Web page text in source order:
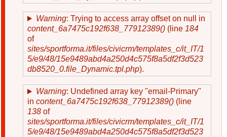
Warning: Trying to access array offset on null in
content_6a7475c192f638_77912389() (line 184
of
sites/sportforma.it/files/civicrm/templates_c/it_IT/1
5/e9/48/15e9489abd4a250d4c575f8a5df2f3d523
db8520_0.file_Dynamic.tpl.php).
Warning: Undefined array key "email-Primary"
in content_6a7475c192f638_77912389() (line
138 of
sites/sportforma.it/files/civicrm/templates_c/it_IT/1
5/e9/48/15e9489abd4a250d4c575f8a5df2f3d523